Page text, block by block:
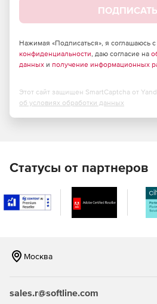
Редакции Retrospect for Windows:
сетевых серверов,
Windows, Mac и Linux с единого
установлено ПО Retrospect.
Single Server– позволяет
Windows, Mac или Linux.
аппаратных дисковых и
Small Business Server
–
компьютера, где установлено
ленточные хранилища.
Нажимая «Подписаться», я соглашаюсь с
конфиденциальности, даю согласие на
данных и получение информационных
Этот сайт защищен SmartCaptcha от
об условиях обработки данных
Статусы от партнеров
Москва
sales.r@softline.com